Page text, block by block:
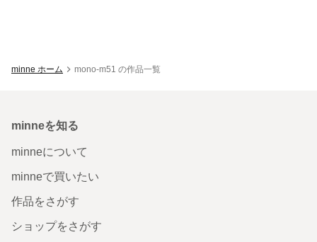
minne ホーム mono-m51 の作品一覧
minneを知る
minneについて
minneで買いたい
作品をさがす
ショップをさがす